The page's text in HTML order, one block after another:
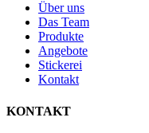
Über uns
Das Team
Produkte
Angebote
Stickerei
Kontakt
KONTAKT